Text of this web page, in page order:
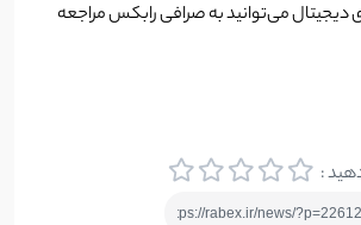
دیجیتال می‌توانید به صرافی رابکس مراجعه
: